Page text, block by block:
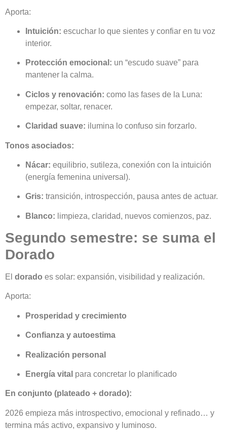
Aporta:
Intuición: escuchar lo que sientes y confiar en tu voz
interior.
Protección emocional: un “escudo suave” para
mantener la calma.
Ciclos y renovación: como las fases de la Luna:
empezar, soltar, renacer.
Claridad suave: ilumina lo confuso sin forzarlo.
Tonos asociados:
Nácar: equilibrio, sutileza, conexión con la intuición
(energía femenina universal).
Gris: transición, introspección, pausa antes de actuar.
Blanco: limpieza, claridad, nuevos comienzos, paz.
Segundo semestre: se suma el
Dorado
El dorado es solar: expansión, visibilidad y realización.
Aporta:
Prosperidad y crecimiento
Confianza y autoestima
Realización personal
Energía vital para concretar lo planificado
En conjunto (plateado + dorado):
2026 empieza más introspectivo, emocional y refinado… y
termina más activo, expansivo y luminoso.